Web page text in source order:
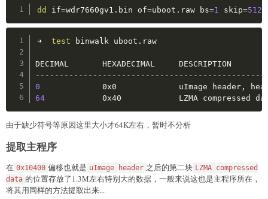
dd if=wdr7660gv1.bin of=uboot.raw bs=1 skip=512
➜ test binwalk uboot.raw
DECIMAL       HEXADECIMAL     DESCRIPTION
0
0x0             uImage header,
64
0x40            LZMA compressed
由于缺少符号等原因这里大小才64K左右，暂时不分析
提取主程序
在 0x10400 偏移也就是 uImage header 之后的第二块 LZMA compressed
data 的位置存放了1.3M左右特别大的数据，一般来说这也是主程序所在，
将其用同样的方法提取出来...